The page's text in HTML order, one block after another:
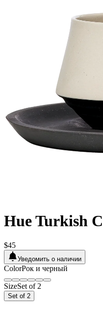
Hue Turkish
$45
Уведомить о наличии
ColorРок и черный
SizeSet of 2
Set of 2